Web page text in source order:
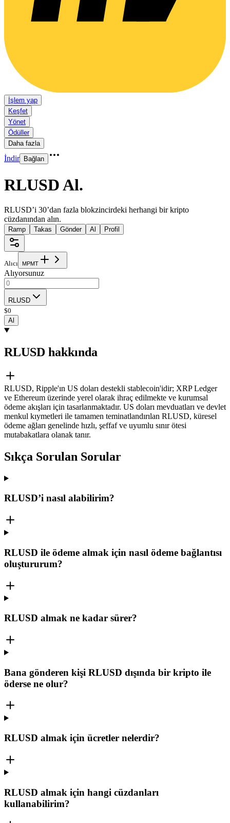
İşlem yap
Keşfet
Yönet
Ödüller
Daha fazla
İndir Bağlan
RLUSD Al.
RLUSD’i 30’dan fazla blokzincirdeki herhangi bir kripto
cüzdanından alın.
Ramp Takas Gönder Al Profil
Alıcı MPMT
Alıyorsunuz
RLUSD
$0
Al
RLUSD hakkında
RLUSD, Ripple'ın US doları destekli stablecoin'idir; XRP Ledger
ve Ethereum üzerinde yerel olarak ihraç edilmekte ve kurumsal
ödeme akışları için tasarlanmaktadır. US doları mevduatları ve devlet
menkul kıymetleri ile tamamen teminatlandırılan RLUSD, küresel
ödeme ağları genelinde hızlı, şeffaf ve uyumlu sınır ötesi
mutabakatlara olanak tanır.
Sıkça Sorulan Sorular
RLUSD’i nasıl alabilirim?
RLUSD ile ödeme almak için nasıl ödeme bağlantısı
oluştururum?
RLUSD almak ne kadar sürer?
Bana gönderen kişi RLUSD dışında bir kripto ile
öderse ne olur?
RLUSD almak için ücretler nelerdir?
RLUSD almak için hangi cüzdanları
kullanabilirim?